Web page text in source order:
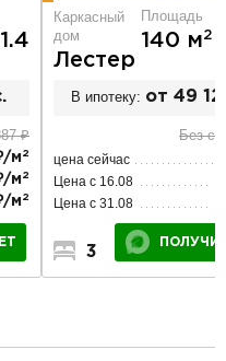
₽
м 2
м 2
м 2
Каркасный
дом
Лестер
Площадь
140 м2
В ипотеку: от 49
Без
цена сейчас
Цена с 16.08
Цена с 31.08
3 2